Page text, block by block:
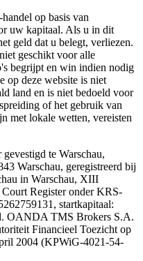
op basis van
uw kapitaal. Als u in dit
geld dat u belegt, verliezen.
geschikt voor alle
begrijpt en win indien nodig
op deze website is niet
land en is niet bedoeld voor
of het gebruik van
met lokale wetten, vereisten
te Warschau,
Warschau, geregistreerd bij
in Warschau, XIII
Register onder KRS-
startkapitaal:
OANDA TMS Brokers S.A.
Financieel Toezicht op
2004 (KPWiG-4021-54-